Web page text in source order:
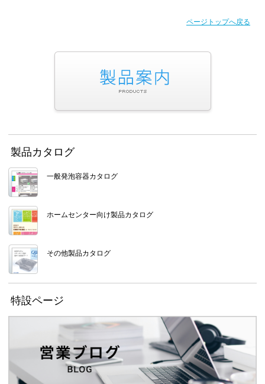
ページトップへ戻る
製品カタログ
一般発泡容器カタログ
ホームセンター向け製品カタログ
その他製品カタログ
特設ページ